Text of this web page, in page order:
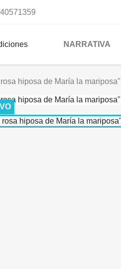
NARRATIVA
hiposa de María la